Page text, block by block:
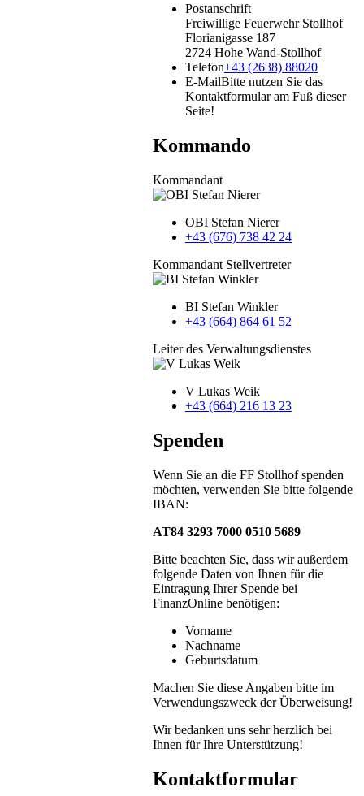
Postanschrift
Freiwillige Feuerwehr Stollhof
Florianigasse 187
2724 Hohe Wand-Stollhof
Telefon+43 (2638) 88020
E-MailBitte nutzen Sie das
Kontaktformular am Fuß dieser
Seite!
Kommando
Kommandant
OBI Stefan Nierer
+43 (676) 738 42 24
Kommandant Stellvertreter
BI Stefan Winkler
+43 (664) 864 61 52
Leiter des Verwaltungsdienstes
V Lukas Weik
+43 (664) 216 13 23
Spenden
Wenn Sie an die FF Stollhof spenden
möchten, verwenden Sie bitte folgende
IBAN:
AT84 3293 7000 0510 5689
Bitte beachten Sie, dass wir außerdem
folgende Daten von Ihnen für die
Eintragung Ihrer Spende bei
FinanzOnline benötigen:
Vorname
Nachname
Geburtsdatum
Machen Sie diese Angaben bitte im
Verwendungszweck der Überweisung!
Wir bedanken uns sehr herzlich bei
Ihnen für Ihre Unterstützung!
Kontaktformular